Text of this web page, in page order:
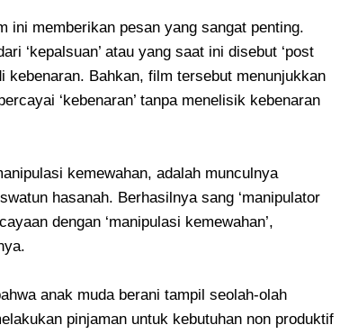
ini memberikan pesan yang sangat penting.
‘kepalsuan’ atau yang saat ini disebut ‘post
kebenaran. Bahkan, film tersebut menunjukkan
‘kebenaran’ tanpa menelisik kebenaran
kemewahan, adalah munculnya
hasanah. Berhasilnya sang ‘manipulator
dengan ‘manipulasi kemewahan’,
anak muda berani tampil seolah-olah
pinjaman untuk kebutuhan non produktif